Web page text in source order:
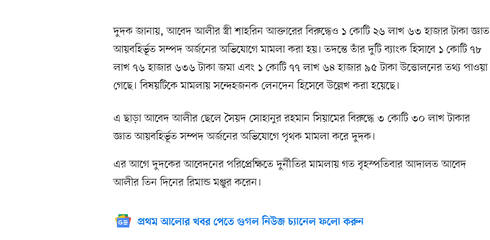
দুদক জানায়, আবেদ আলীর স্ত্রী শাহরিন আক্তারের বিরুদ্ধেও ১ কোটি ২৬ লাখ ৬৩ হাজার টাকা জ্ঞাত
আয়বহির্ভূত সম্পদ অর্জনের অভিযোগে মামলা করা হয়। তদন্তে তাঁর দুটি ব্যাংক হিসাবে ১ কোটি ৭৮
লাখ ৭৬ হাজার ৬৩৬ টাকা জমা এবং ১ কোটি ৭৭ লাখ ৬৪ হাজার ৯৫ টাকা উত্তোলনের তথ্য পাওয়া
গেছে। বিষয়টিকে মামলায় সন্দেহজনক লেনদেন হিসেবে উল্লেখ করা হয়েছে।
এ ছাড়া আবেদ আলীর ছেলে সৈয়দ সোহানুর রহমান সিয়ামের বিরুদ্ধে ৩ কোটি ৩০ লাখ টাকার
জ্ঞাত আয়বহির্ভূত সম্পদ অর্জনের অভিযোগে পৃথক মামলা করে দুদক।
এর আগে দুদকের আবেদনের পরিপ্রেক্ষিতে দুর্নীতির মামলায় গত বৃহস্পতিবার আদালত আবেদ
আলীর তিন দিনের রিমান্ড মঞ্জুর করেন।
প্রথম আলোর খবর পেতে গুগল নিউজ চ্যানেল ফলো করুন